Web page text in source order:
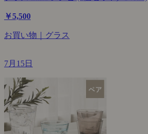
￥5,500
お買い物｜グラス
7月15日